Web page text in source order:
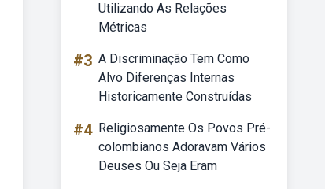
Utilizando As Relações
Métricas
#3 A Discriminação Tem Como
Alvo Diferenças Internas
Historicamente Construídas
#4 Religiosamente Os Povos Pré-
colombianos Adoravam Vários
Deuses Ou Seja Eram